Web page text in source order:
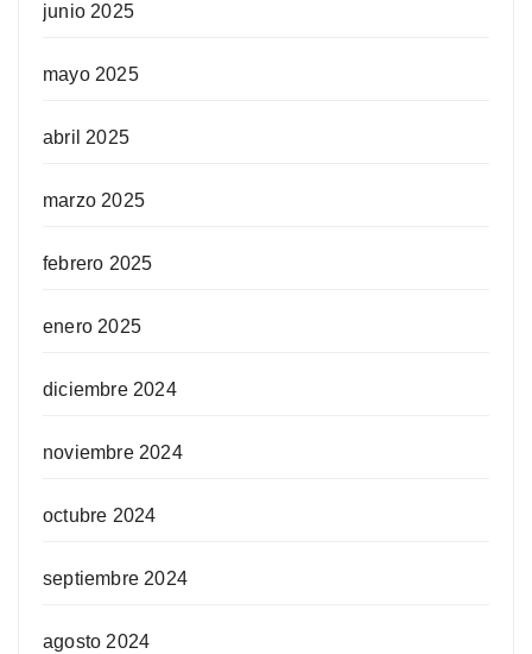
junio 2025
mayo 2025
abril 2025
marzo 2025
febrero 2025
enero 2025
diciembre 2024
noviembre 2024
octubre 2024
septiembre 2024
agosto 2024